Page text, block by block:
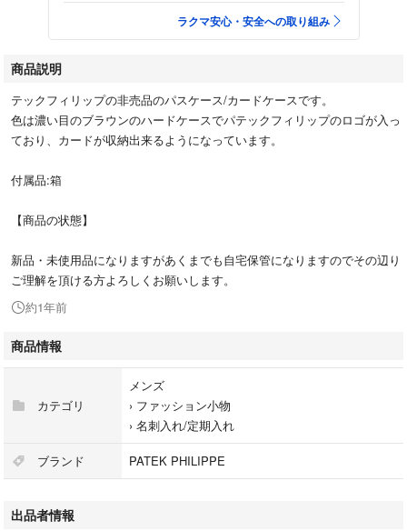
ラクマ安心・安全への取り組み
商品説明
テックフィリップの非売品のパスケース/カードケースです。
色は濃い目のブラウンのハードケースでパテックフィリップのロゴが入っ
ており、カードが収納出来るようになっています。
付属品:箱
【商品の状態】
新品・未使用品になりますがあくまでも自宅保管になりますのでその辺り
ご理解を頂ける方よろしくお願いします。
約1年前
商品情報
カテゴリ
メンズ
› ファッション小物
› 名刺入れ/定期入れ
ブランド PATEK PHILIPPE
出品者情報